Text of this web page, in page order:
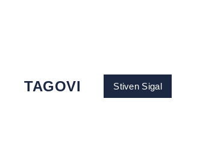
TAGOVI Stiven Sigal